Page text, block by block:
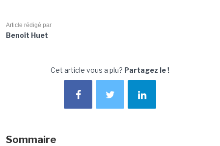
Article rédigé par
Benoît Huet
Cet article vous a plu? Partagez le !
Sommaire